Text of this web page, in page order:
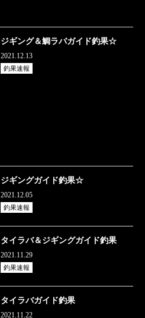
ジギング＆鯛ラバガイド釣果☆
2021.12.13
釣果速報
ジギングガイド釣果☆
2021.12.05
釣果速報
タイラバ＆ジギングガイド釣果
2021.11.29
釣果速報
タイラバガイド釣果
2021.11.22